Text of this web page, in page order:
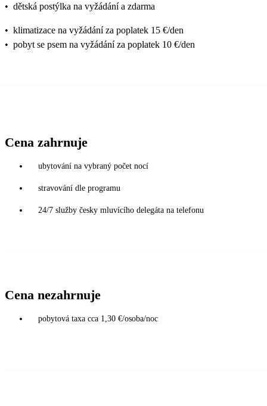
• dětská postýlka na vyžádání a zdarma
• klimatizace na vyžádání za poplatek 15 €/den
• pobyt se psem na vyžádání za poplatek 10 €/den
Cena zahrnuje
ubytování na vybraný počet nocí
stravování dle programu
24/7 služby česky mluvícího delegáta na telefonu
Cena nezahrnuje
pobytová taxa cca 1,30 €/osoba/noc